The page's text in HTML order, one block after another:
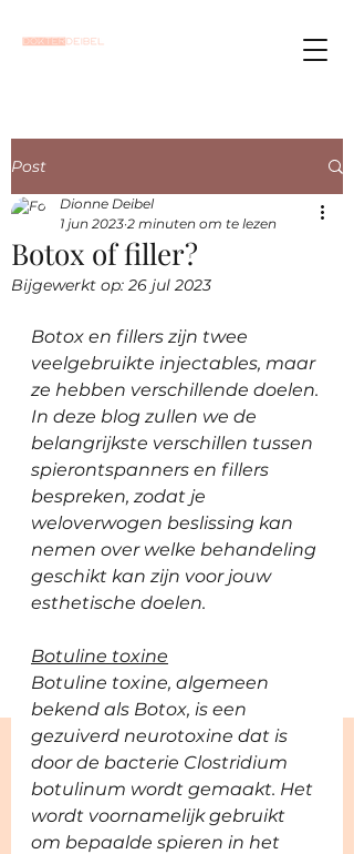
Post
Botox of filler?
Dionne Deibel
1 jun 2023 2 minuten om te lezen
Bijgewerkt op: 26 jul 2023
Botox en fillers zijn twee
veelgebruikte injectables, maar
ze hebben verschillende doelen.
In deze blog zullen we de
belangrijkste verschillen tussen
spierontspanners en fillers
bespreken, zodat je
weloverwogen beslissing kan
nemen over welke behandeling
geschikt kan zijn voor jouw
esthetische doelen.
Botuline toxine
Botuline toxine, algemeen
bekend als Botox, is een
gezuiverd neurotoxine dat is
door de bacterie Clostridium
botulinum wordt gemaakt. Het
wordt voornamelijk gebruikt
om bepaalde spieren in het